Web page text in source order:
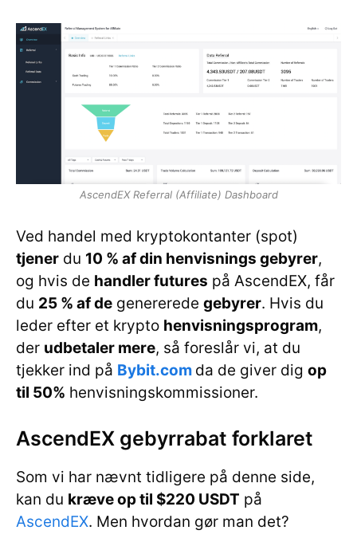
AscendEX Referral (Affiliate) Dashboard
Ved handel med kryptokontanter (spot)
tjener du 10 % af din henvisnings gebyrer,
og hvis de handler futures på AscendEX, får
du 25 % af de genererede gebyrer. Hvis du
leder efter et krypto henvisningsprogram,
der udbetaler mere, så foreslår vi, at du
tjekker ind på Bybit.com da de giver dig op
til 50% henvisningskommissioner.
AscendEX gebyrrabat forklaret
Som vi har nævnt tidligere på denne side,
kan du kræve op til $220 USDT på
AscendEX. Men hvordan gør man det?